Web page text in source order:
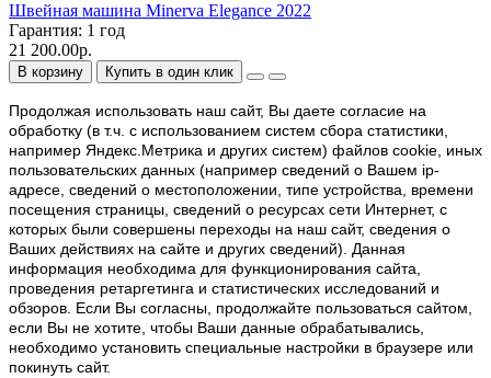
Швейная машина Minerva Elegance 2022
Гарантия: 1 год
21 200.00р.
В корзину Купить в один клик
Продолжая использовать наш cайт, Вы даете согласие на
обработку (в т.ч. с использованием систем сбора статистики,
например Яндекс.Метрика и других систем) файлов cookie, иных
пользовательских данных (например сведений о Вашем ip-
адресе, сведений о местоположении, типе устройства, времени
посещения страницы, сведений о ресурсах сети Интернет, с
которых были совершены переходы на наш сайт, сведения о
Ваших действиях на сайте и других сведений). Данная
информация необходима для функционирования сайта,
проведения ретаргетинга и статистических исследований и
обзоров. Если Вы согласны, продолжайте пользоваться сайтом,
если Вы не хотите, чтобы Ваши данные обрабатывались,
необходимо установить специальные настройки в браузере или
покинуть сайт.